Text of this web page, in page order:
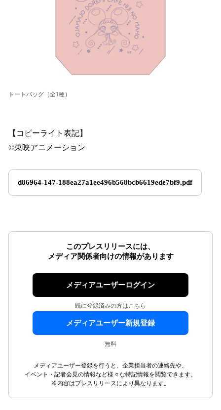
トートバッグ（全1種）
【コピーライト表記】
©東映アニメーション
d86964-147-188ea27a1ee496b568bcb6619ede7bf9.pdf
このプレスリリースには、
メディア関係者向けの情報があります
メディアユーザーログイン
既に登録済みの方はこちら
メディアユーザー新規登録
無料
メディアユーザー登録を行うと、企業担当者の連絡先や、
イベント・記者会見の情報など様々な特記情報を閲覧できます。
※内容はプレスリリースにより異なります。